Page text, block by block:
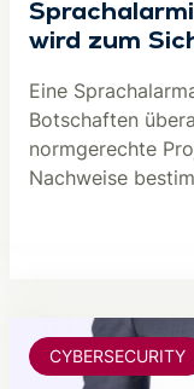
wird zum
Eine
Botschaften
normgerechte
Nachweise
CYBERSECURITY